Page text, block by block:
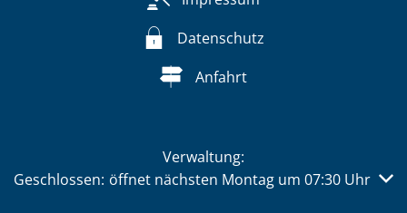
Datenschutz
Anfahrt
Verwaltung:
Klicken, um weitere Öffnungs- oder Schließzeiten
Geschlossen: öffnet nächsten Montag um 07:30 Uhr